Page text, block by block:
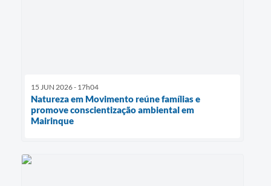
15 JUN 2026 - 17h04
Natureza em Movimento reúne famílias e
promove conscientização ambiental em
Mairinque